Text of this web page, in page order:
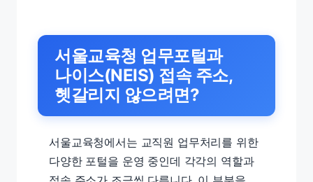
서울교육청 업무포털과
나이스(NEIS) 접속 주소,
헷갈리지 않으려면?
서울교육청에서는 교직원 업무처리를 위한
다양한 포털을 운영 중인데 각각의 역할과